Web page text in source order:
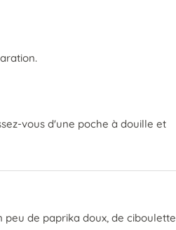
vous d'une poche à douille et
peu de paprika doux, de ciboulette